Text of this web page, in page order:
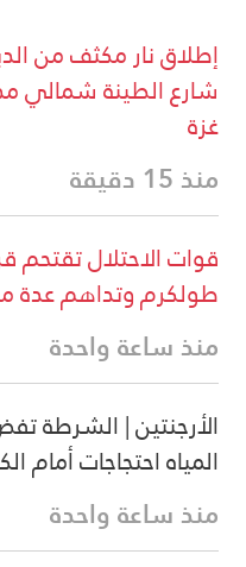
إطلاق نار مكثف من
شارع الطينة شمالي
غزة
منذ 15 دقيقة
قوات الاحتلال
طولكرم وتداهم عدة
منذ ساعة واحدة
الأرجنتين | الشرطة
المياه احتجاجات أمام
منذ ساعة واحدة